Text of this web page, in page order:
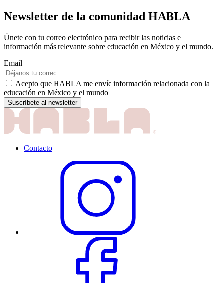
Newsletter de la comunidad HABLA
Únete con tu correo electrónico para recibir las noticias e
información más relevante sobre educación en México y el mundo.
Email
Acepto que HABLA me envíe información relacionada con la
educación en México y el mundo
Contacto